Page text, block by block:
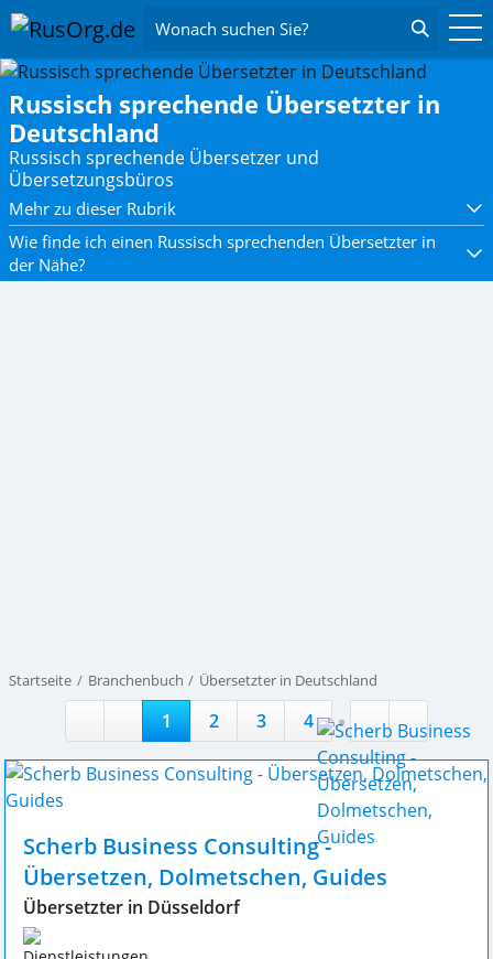
Wonach suchen Sie?
Russisch sprechende Übersetzter in
Deutschland
Russisch sprechende Übersetzer und
Übersetzungsbüros
Mehr zu dieser Rubrik
Wie finde ich einen Russisch sprechenden Übersetzter in
der Nähe?
Startseite Branchenbuch Übersetzter in Deutschland
1 2 3 4 .
Scherb Business Consulting -
Übersetzen, Dolmetschen, Guides
Übersetzter in Düsseldorf